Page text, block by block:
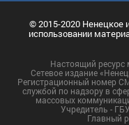
© 2015-2020 Ненецкое
использовании
Настоящий
Сетевое издание
Регистрационный номер
службой по надзору в
массовых
Учредитель -
Главный